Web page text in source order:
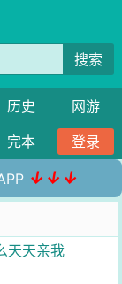
搜索
历史
网游
完本 登录
↓↓↓
天天亲我